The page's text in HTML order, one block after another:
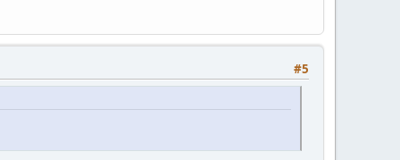
#5